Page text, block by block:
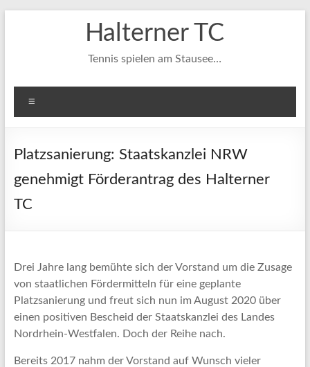
Halterner TC
Tennis spielen am Stausee…
Platzsanierung: Staatskanzlei NRW
genehmigt Förderantrag des Halterner
TC
Drei Jahre lang bemühte sich der Vorstand um die Zusage
von staatlichen Fördermitteln für eine geplante
Platzsanierung und freut sich nun im August 2020 über
einen positiven Bescheid der Staatskanzlei des Landes
Nordrhein-Westfalen. Doch der Reihe nach.
Bereits 2017 nahm der Vorstand auf Wunsch vieler